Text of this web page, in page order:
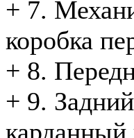
+ 7.
коробка
+ 8.
+ 9.
карданный